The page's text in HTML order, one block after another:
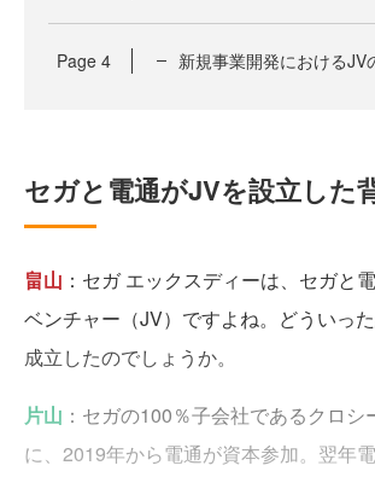
Page 4 新規事業開発におけるJV
セガと電通がJVを設立した
畠山 ：セガ エックスディーは、セガと
ベンチャー（JV）ですよね。どういっ
成立したのでしょうか。
片山 ：セガの100％子会社であるクロシ
に、2019年から電通が資本参加。翌年